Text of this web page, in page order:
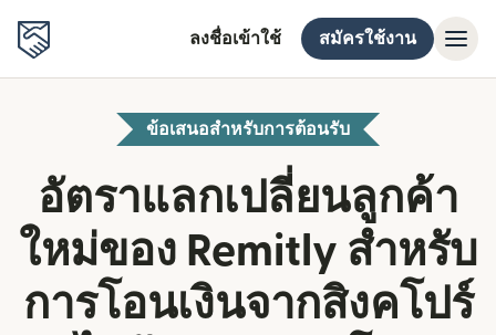
ลงชื่อเข้าใช้ สมัครใช้งาน
ข้อเสนอสำหรับการต้อนรับ
อัตราแลกเปลี่ยนลูกค้า
ใหม่ของ Remitly สำหรับ
การโอนเงินจากสิงคโปร์